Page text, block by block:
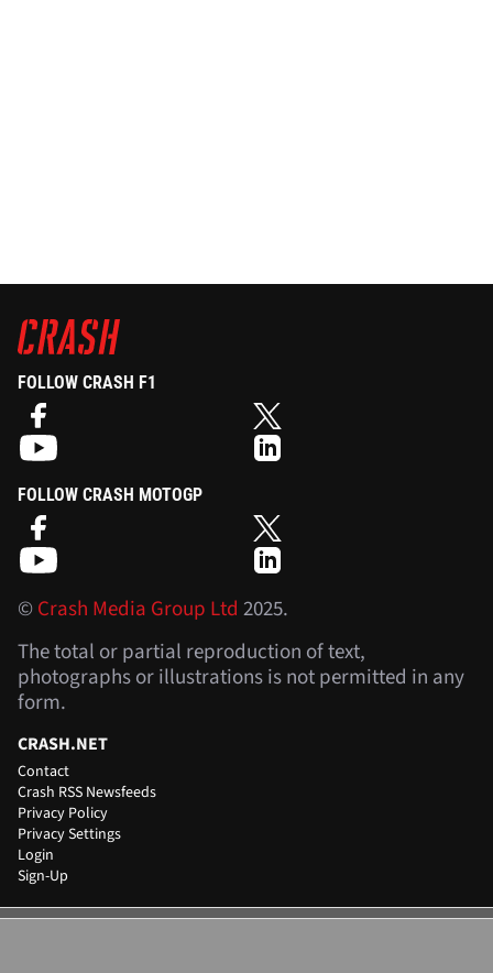
FOLLOW CRASH F1
FOLLOW CRASH MOTOGP
©Crash Media Group Ltd 2025.
The total or partial reproduction of text,
photographs or illustrations is not permitted in any
form.
CRASH.NET
Contact
Crash RSS Newsfeeds
Privacy Policy
Privacy Settings
Login
Sign-Up